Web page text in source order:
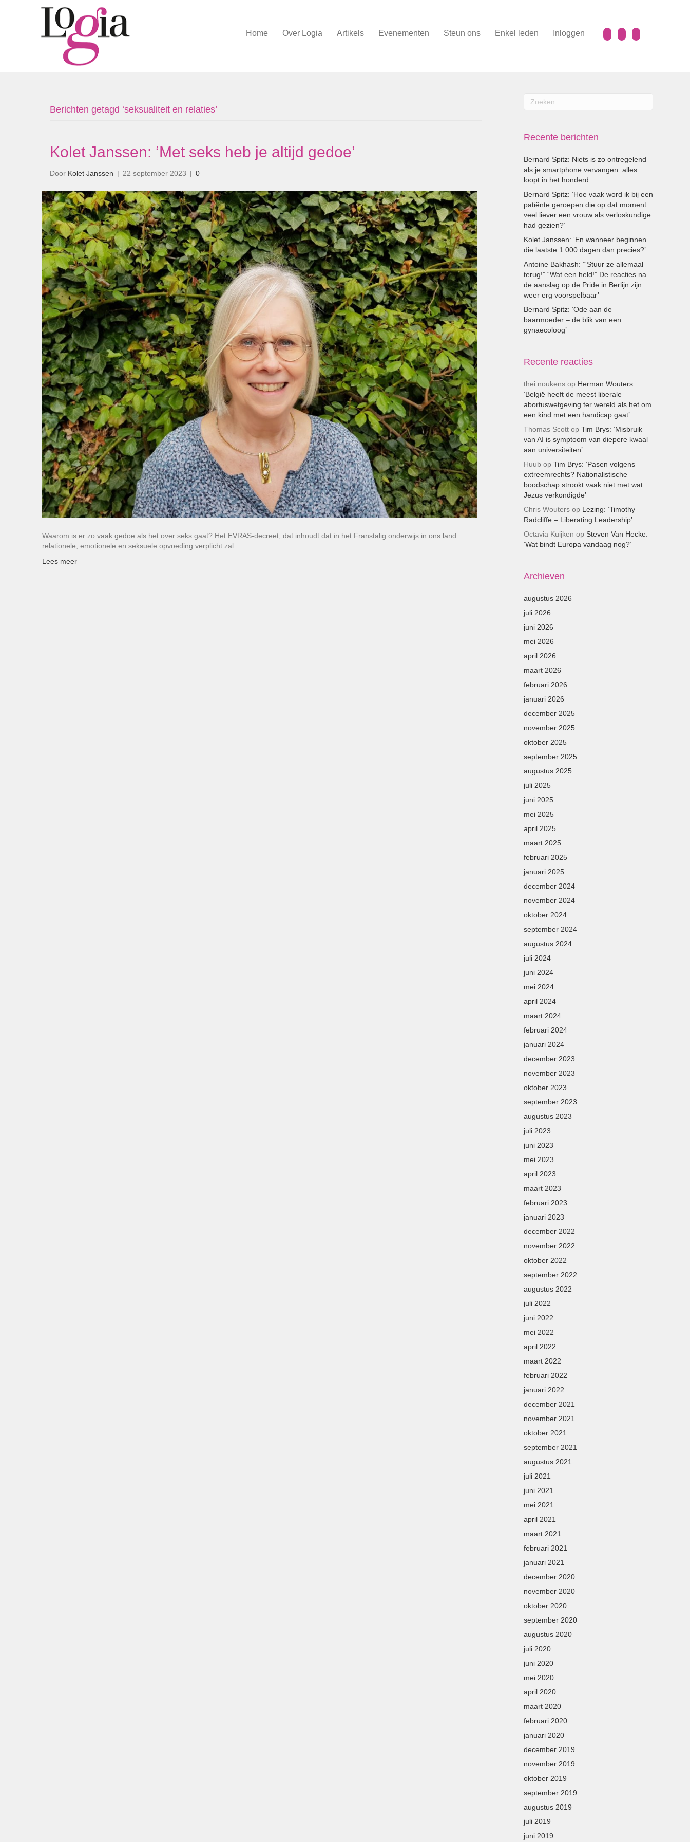
Home Over Logia Artikels Evenementen Steun ons Enkel leden Inloggen
Berichten getagd ‘seksualiteit en relaties’
Kolet Janssen: ‘Met seks heb je altijd gedoe’
Door Kolet Janssen | 22 september 2023 | 0
Waarom is er zo vaak gedoe als het over seks gaat? Het EVRAS-decreet, dat inhoudt dat in het Franstalig onderwijs in ons land
relationele, emotionele en seksuele opvoeding verplicht zal…
Lees meer
Recente berichten
Bernard Spitz: Niets is zo ontregelend
als je smartphone vervangen: alles
loopt in het honderd
Bernard Spitz: ‘Hoe vaak word ik bij een
patiënte geroepen die op dat moment
veel liever een vrouw als verloskundige
had gezien?’
Kolet Janssen: ‘En wanneer beginnen
die laatste 1.000 dagen dan precies?’
Antoine Bakhash: ‘“Stuur ze allemaal
terug!” “Wat een held!” De reacties na
de aanslag op de Pride in Berlijn zijn
weer erg voorspelbaar’
Bernard Spitz: ‘Ode aan de
baarmoeder – de blik van een
gynaecoloog’
Recente reacties
thei noukensop Herman Wouters:
‘België heeft de meest liberale
abortuswetgeving ter wereld als het om
een kind met een handicap gaat’
Thomas Scottop Tim Brys: ‘Misbruik
van AI is symptoom van diepere kwaal
aan universiteiten’
Huub op Tim Brys: ‘Pasen volgens
extreemrechts? Nationalistische
boodschap strookt vaak niet met wat
Jezus verkondigde’
Chris Woutersop Lezing: ‘Timothy
Radcliffe – Liberating Leadership’
Octavia Kuijken op Steven Van Hecke:
‘Wat bindt Europa vandaag nog?’
Archieven
augustus 2026
juli 2026
juni 2026
mei 2026
april 2026
maart 2026
februari 2026
januari 2026
december 2025
november 2025
oktober 2025
september 2025
augustus 2025
juli 2025
juni 2025
mei 2025
april 2025
maart 2025
februari 2025
januari 2025
december 2024
november 2024
oktober 2024
september 2024
augustus 2024
juli 2024
juni 2024
mei 2024
april 2024
maart 2024
februari 2024
januari 2024
december 2023
november 2023
oktober 2023
september 2023
augustus 2023
juli 2023
juni 2023
mei 2023
april 2023
maart 2023
februari 2023
januari 2023
december 2022
november 2022
oktober 2022
september 2022
augustus 2022
juli 2022
juni 2022
mei 2022
april 2022
maart 2022
februari 2022
januari 2022
december 2021
november 2021
oktober 2021
september 2021
augustus 2021
juli 2021
juni 2021
mei 2021
april 2021
maart 2021
februari 2021
januari 2021
december 2020
november 2020
oktober 2020
september 2020
augustus 2020
juli 2020
juni 2020
mei 2020
april 2020
maart 2020
februari 2020
januari 2020
december 2019
november 2019
oktober 2019
september 2019
augustus 2019
juli 2019
juni 2019